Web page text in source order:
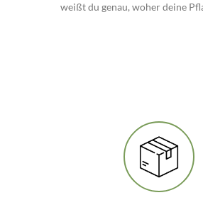
weißt du genau, woher deine